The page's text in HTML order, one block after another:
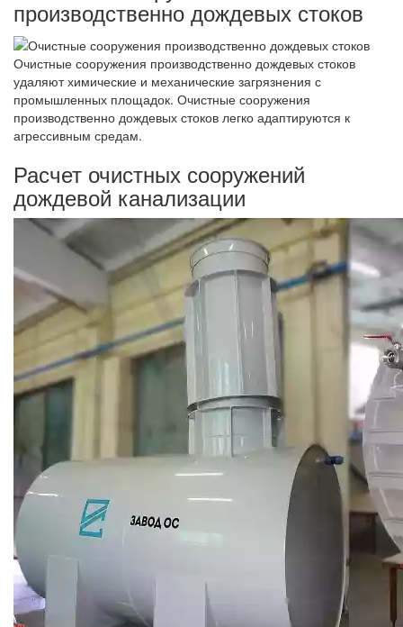
производственно дождевых стоков
Очистные сооружения производственно дождевых стоков
удаляют химические и механические загрязнения с
промышленных площадок. Очистные сооружения
производственно дождевых стоков легко адаптируются к
агрессивным средам.
Расчет очистных сооружений
дождевой канализации